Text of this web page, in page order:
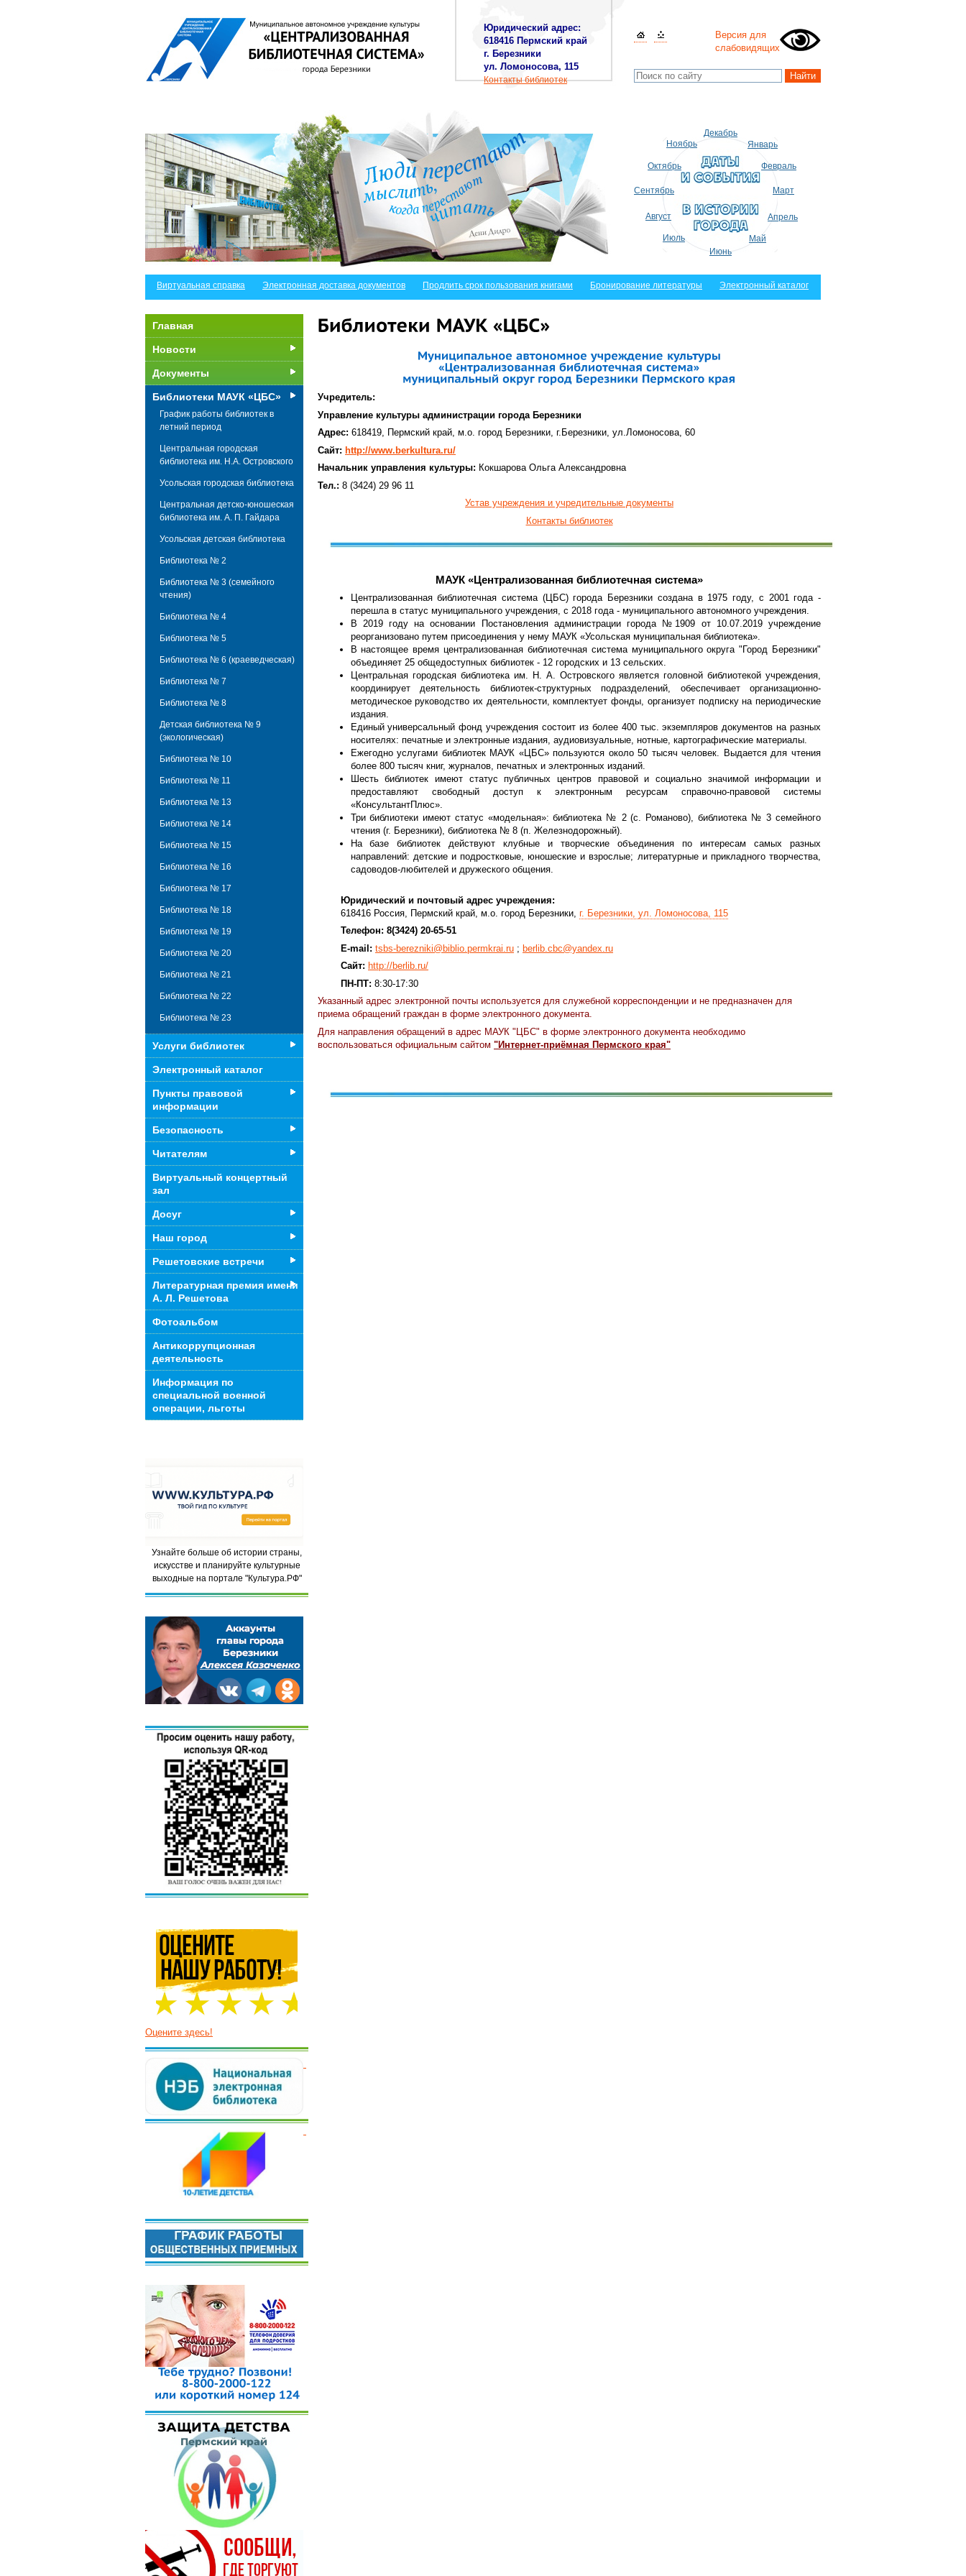
Юридический адрес:
618416 Пермский край
г. Березники
ул. Ломоносова, 115
Контакты библиотек
Версия для
слабовидящих
Январь
Февраль
Март
Апрель
Май
Июнь
Июль
Август
Сентябрь
Октябрь
Ноябрь
Декабрь
Виртуальная справка Электронная доставка документов Продлить срок пользования книгами Бронирование литературы Электронный каталог
Учредитель:
Управление культуры администрации города Березники
Адрес: 618419, Пермский край, м.о. город Березники, г.Березники, ул.Ломоносова, 60
Сайт: http://www.berkultura.ru/
Начальник управления культуры: Кокшарова Ольга Александровна
Тел.: 8 (3424) 29 96 11
Устав учреждения и учредительные документы
Контакты библиотек
МАУК «Централизованная библиотечная система»
Централизованная библиотечная система (ЦБС) города Березники создана в 1975 году, с 2001 года -
перешла в статус муниципального учреждения, с 2018 года - муниципального автономного учреждения.
В 2019 году на основании Постановления администрации города №1909 от 10.07.2019 учреждение
реорганизовано путем присоединения у нему МАУК «Усольская муниципальная библиотека».
В настоящее время централизованная библиотечная система муниципального округа "Город Березники"
объединяет 25 общедоступных библиотек - 12 городских и 13 сельских.
Центральная городская библиотека им. Н. А. Островского является головной библиотекой учреждения,
координирует деятельность библиотек-структурных подразделений, обеспечивает организационно-
методическое руководство их деятельности, комплектует фонды, организует подписку на периодические
издания.
Единый универсальный фонд учреждения состоит из более 400 тыс. экземпляров документов на разных
носителях: печатные и электронные издания, аудиовизуальные, нотные, картографические материалы.
Ежегодно услугами библиотек МАУК «ЦБС» пользуются около 50 тысяч человек. Выдается для чтения
более 800 тысяч книг, журналов, печатных и электронных изданий.
Шесть библиотек имеют статус публичных центров правовой и социально значимой информации и
предоставляют свободный доступ к электронным ресурсам справочно-правовой системы
«КонсультантПлюс».
Три библиотеки имеют статус «модельная»: библиотека № 2 (с. Романово), библиотека № 3 семейного
чтения (г. Березники), библиотека № 8 (п. Железнодорожный).
На базе библиотек действуют клубные и творческие объединения по интересам самых разных
направлений: детские и подростковые, юношеские и взрослые; литературные и прикладного творчества,
садоводов-любителей и дружеского общения.
Юридический и почтовый адрес учреждения:
618416 Россия, Пермский край, м.о. город Березники, г. Березники, ул. Ломоносова, 115
Телефон: 8(3424) 20-65-51
E-mail: tsbs-berezniki@biblio.permkrai.ru ; berlib.cbc@yandex.ru
Сайт: http://berlib.ru/
ПН-ПТ: 8:30-17:30
Указанный адрес электронной почты используется для служебной корреспонденции и не предназначен для
приема обращений граждан в форме электронного документа.
Для направления обращений в адрес МАУК "ЦБС" в форме электронного документа необходимо
воспользоваться официальным сайтом "Интернет-приёмная Пермского края"
Главная
Новости
Документы
Библиотеки МАУК «ЦБС»
График работы библиотек в
летний период
Центральная городская
библиотека им. Н.А. Островского
Усольская городская библиотека
Центральная детско-юношеская
библиотека им. А. П. Гайдара
Усольская детская библиотека
Библиотека № 2
Библиотека № 3 (cемейного
чтения)
Библиотека № 4
Библиотека № 5
Библиотека № 6 (краеведческая)
Библиотека № 7
Библиотека № 8
Детская библиотека № 9
(экологическая)
Библиотека № 10
Библиотека № 11
Библиотека № 13
Библиотека № 14
Библиотека № 15
Библиотека № 16
Библиотека № 17
Библиотека № 18
Библиотека № 19
Библиотека № 20
Библиотека № 21
Библиотека № 22
Библиотека № 23
Услуги библиотек
Электронный каталог
Пункты правовой
информации
Безопасность
Читателям
Виртуальный концертный
зал
Досуг
Наш город
Решетовские встречи
Литературная премия имени
А. Л. Решетова
Фотоальбом
Антикоррупционная
деятельность
Информация по
специальной военной
операции, льготы
Узнайте больше об истории страны,
искусстве и планируйте культурные
выходные на портале "Культура.РФ"
Оцените здесь!